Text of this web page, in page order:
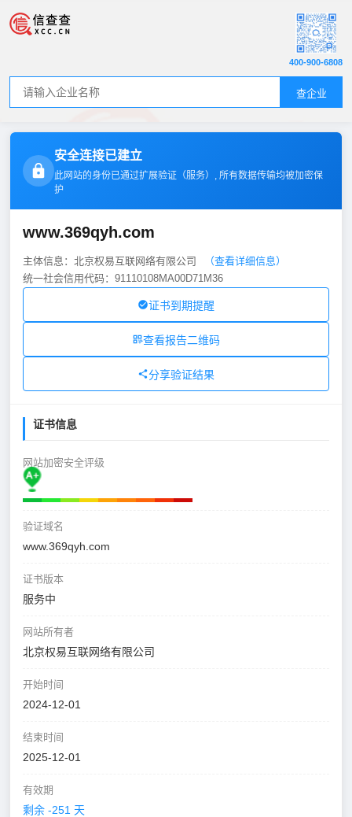
查企业
400-900-6808
安全连接已建立
此网站的身份已通过扩展验证（服务）, 所有数据传输均被加密保
护
www.369qyh.com
主体信息：北京权易互联网络有限公司
（查看详细信息）
统一社会信用代码：91110108MA00D71M36
证书到期提醒
查看报告二维码
分享验证结果
证书信息
网站加密安全评级
验证域名
www.369qyh.com
证书版本
服务中
网站所有者
北京权易互联网络有限公司
开始时间
2024-12-01
结束时间
2025-12-01
有效期
剩余 -251 天